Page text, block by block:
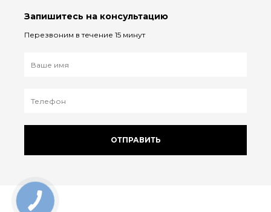
Запишитесь на консультацию
Перезвоним в течение 15 минут
ОТПРАВИТЬ